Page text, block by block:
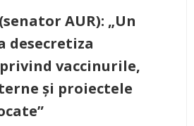
AUR): „Un
desecretiza
vaccinurile,
și proiectele